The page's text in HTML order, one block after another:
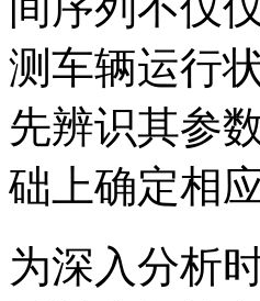
测车辆运行
先辨识其参
础上确定相
为深入分析